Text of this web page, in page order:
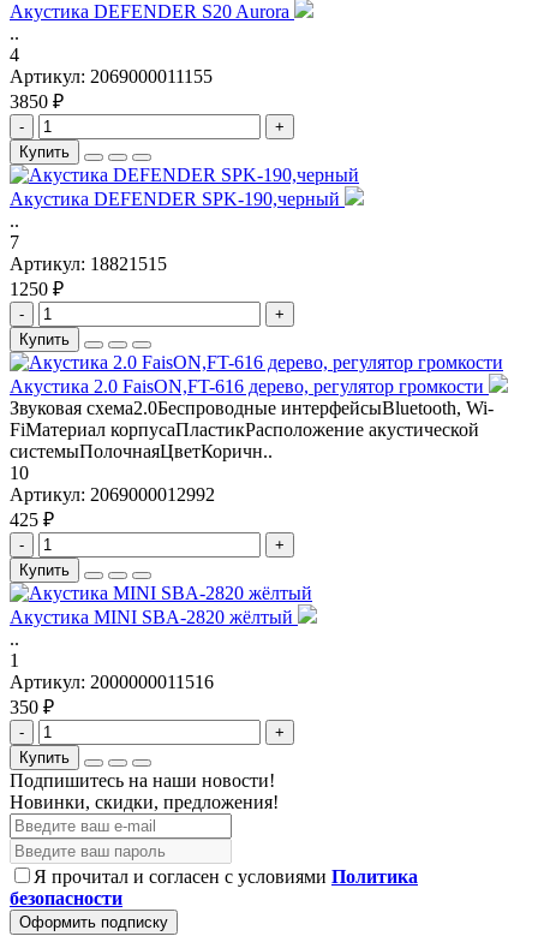
Акустика DEFENDER S20 Aurora
..
4
Артикул: 2069000011155
3850 ₽
-
+
Купить
Акустика DEFENDER SPK-190,черный
..
7
Артикул: 18821515
1250 ₽
-
+
Купить
Акустика 2.0 FaisON,FT-616 дерево, регулятор громкости
Звуковая схема2.0Беспроводные интерфейсыBluetooth, Wi-
FiМатериал корпусаПластикРасположение акустической
системыПолочнаяЦветКоричн..
10
Артикул: 2069000012992
425 ₽
-
+
Купить
Акустика MINI SBA-2820 жёлтый
..
1
Артикул: 2000000011516
350 ₽
-
+
Купить
Подпишитесь на наши новости!
Новинки, скидки, предложения!
Я прочитал и согласен с условиями Политика
безопасности
Оформить подписку